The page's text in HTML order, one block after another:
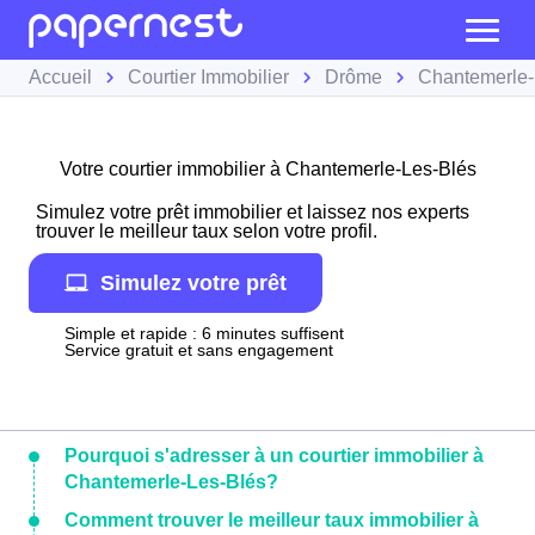
Accueil Courtier Immobilier Drôme
Votre courtier immobilier à Chantemerle-Les-Blés
Simulez votre prêt immobilier et laissez nos experts
trouver le meilleur taux selon votre profil.
Simulez votre prêt
Simple et rapide : 6 minutes suffisent
Service gratuit et sans engagement
Pourquoi s'adresser à un courtier immobilier à
Chantemerle-Les-Blés?
Comment trouver le meilleur taux immobilier à